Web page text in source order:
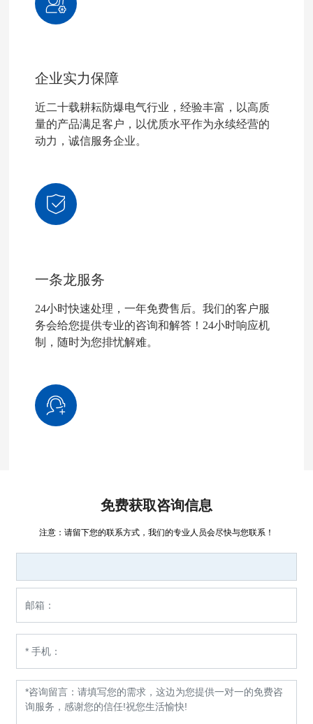
企业实力保障
近二十载耕耘防爆电气行业，经验丰富，以高质
量的产品满足客户，以优质水平作为永续经营的
动力，诚信服务企业。
一条龙服务
24小时快速处理，一年免费售后。我们的客户服
务会给您提供专业的咨询和解答！24小时响应机
制，随时为您排忧解难。
免费获取咨询信息
注意：请留下您的联系方式，我们的专业人员会尽快与您联系！